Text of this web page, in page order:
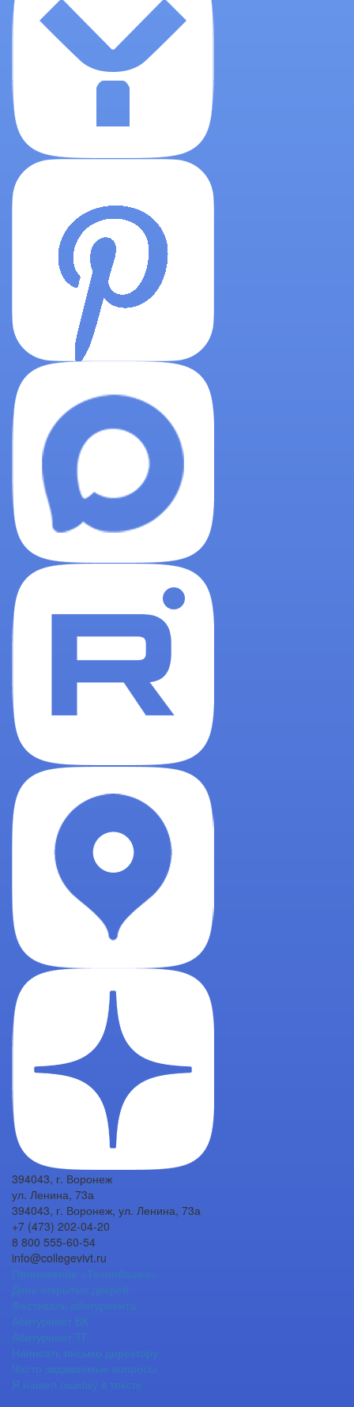
394043, г. Воронеж
ул. Ленина, 73а
394043, г. Воронеж, ул. Ленина, 73а
+7 (473) 202-04-20
8 800 555-60-54
info@collegevivt.ru
Приложение «Технобашня»
День открытых дверей
Фестиваль абитуриента
Абитуриент ВК
Абитуриент ТГ
Написать письмо директору
Часто задаваемые вопросы
Я нашел ошибку в тексте